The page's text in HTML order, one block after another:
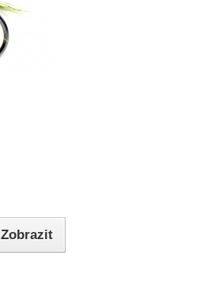
Zobrazit